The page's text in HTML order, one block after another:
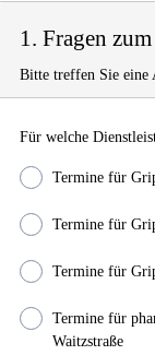
1. Fragen
Bitte treffen Sie eine
Für welche
Termine für
Termine für
Termine für
Termine für
Waitzstraße